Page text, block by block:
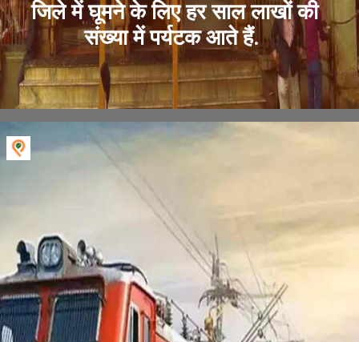
जिले में घूमने के लिए हर साल लाखों की
संख्या में पर्यटक आते हैं.